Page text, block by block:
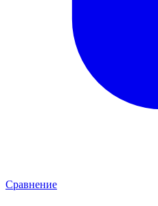
Сравнение